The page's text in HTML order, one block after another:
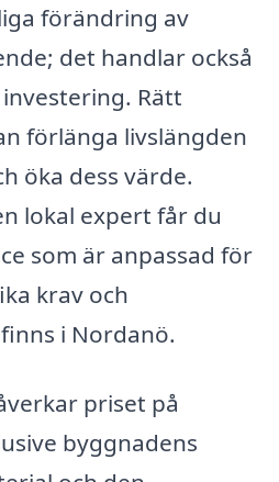
förändring av
det handlar också
Rätt
förlänga livslängden
öka dess värde.
lokal expert får du
som är anpassad för
krav och
i Nordanö.
priset på
byggnadens